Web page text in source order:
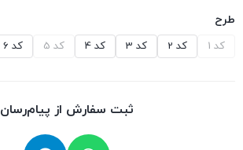
طرح
کد 1 کد 2 کد 3 کد 4 کد 5 کد 6
ثبت سفارش از پیام‌رسان